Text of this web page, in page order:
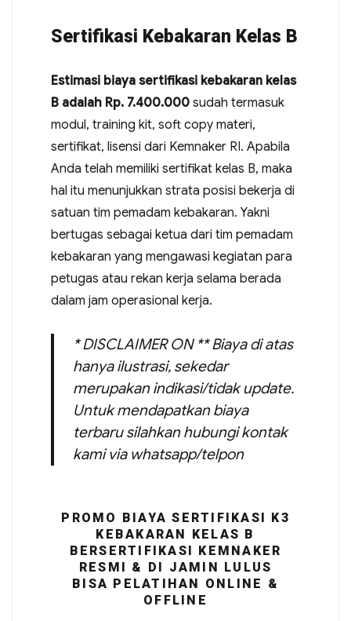
Sertifikasi Kebakaran Kelas B
Estimasi biaya sertifikasi kebakaran kelas
B adalah Rp. 7.400.000sudah termasuk
modul, training kit, soft copy materi,
sertifikat, lisensi dari Kemnaker RI. Apabila
Anda telah memiliki sertifikat kelas B, maka
hal itu menunjukkan strata posisi bekerja di
satuan tim pemadam kebakaran. Yakni
bertugas sebagai ketua dari tim pemadam
kebakaran yang mengawasi kegiatan para
petugas atau rekan kerja selama berada
dalam jam operasional kerja.
* DISCLAIMER ON ** Biaya di atas
hanya ilustrasi, sekedar
merupakan indikasi/tidak update.
Untuk mendapatkan biaya
terbaru silahkan hubungi kontak
kami via whatsapp/telpon
PROMO BIAYA SERTIFIKASI K3
KEBAKARAN KELAS B
BERSERTIFIKASI KEMNAKER
RESMI & DI JAMIN LULUS
BISA PELATIHAN ONLINE &
OFFLINE